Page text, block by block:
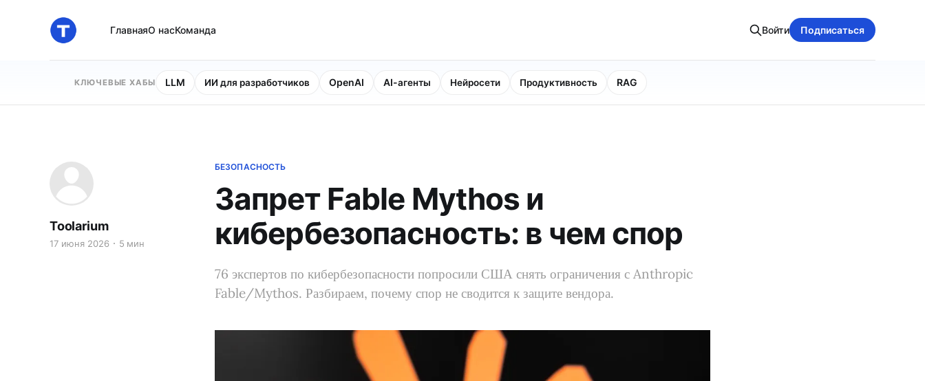
ГлавнаяО насКоманда Войти Подписаться
КЛЮЧЕВЫЕ ХАБЫ LLM ИИ для разработчиков OpenAI AI-агенты Нейросети Продуктивность RAG
БЕЗОПАСНОСТЬ
Запрет Fable Mythos и
кибербезопасность: в чем спор
76 экспертов по кибербезопасности попросили США снять ограничения с Anthropic
Fable/Mythos. Разбираем, почему спор не сводится к защите вендора.
Toolarium
17 июня 2026 5 мин